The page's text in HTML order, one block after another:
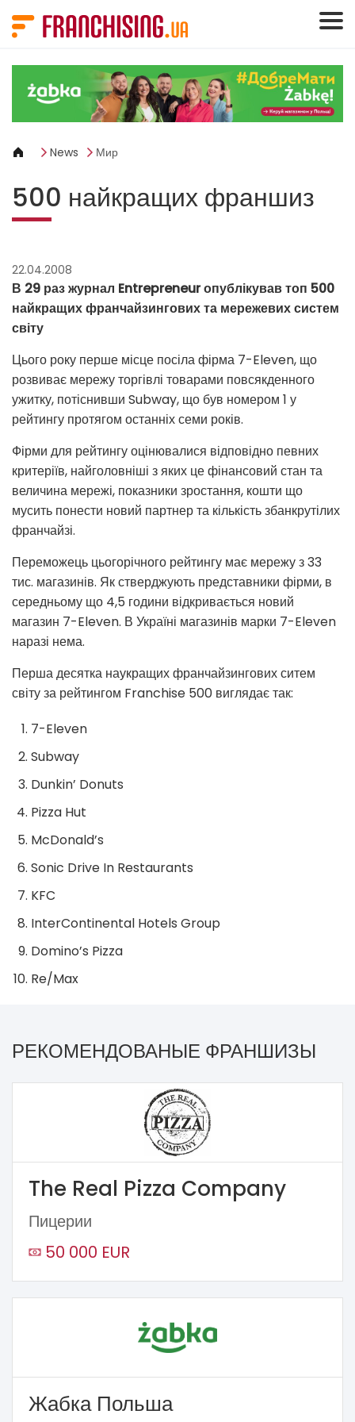
News Мир
500 найкращих франшиз
22.04.2008
В 29 раз журнал Entrepreneur опублікував топ 500
найкращих франчайзингових та мережевих систем
світу
Цього року перше місце посіла фірма 7-Eleven, що
розвиває мережу торгівлі товарами повсякденного
ужитку, потіснивши Subway, що був номером 1 у
рейтингу протягом останніх семи років.
Фірми для рейтингу оцінювалися відповідно певних
критеріїв, найголовніші з яких це фінансовий стан та
величина мережі, показники зростання, кошти що
мусить понести новий партнер та кількість збанкрутілих
франчайзі.
Переможець цьогорічного рейтингу має мережу з 33
тис. магазинів. Як стверджують представники фірми, в
середньому що 4,5 години відкривається новий
магазин 7-Eleven. В Україні магазинів марки 7-Eleven
наразі нема.
Перша десятка наукращих франчайзингових ситем
світу за рейтингом Franchise 500 виглядає так:
7-Eleven
Subway
Dunkin’ Donuts
Pizza Hut
McDonald’s
Sonic Drive In Restaurants
KFC
InterContinental Hotels Group
Domino’s Pizza
Re/Max
РЕКОМЕНДОВАНЫЕ ФРАНШИЗЫ
The Real Pizza Company
Пицерии
50 000 EUR
Жабка Польша